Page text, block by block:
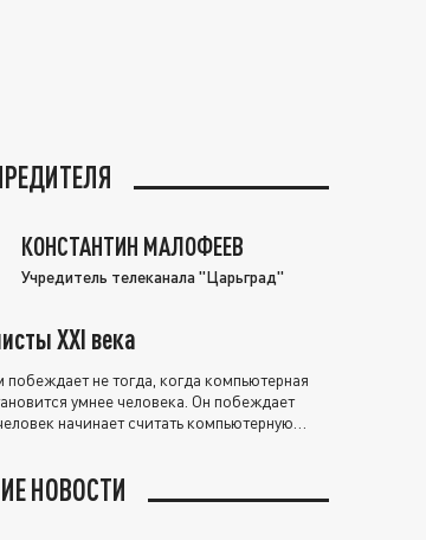
КОНСТАНТИН МАЛОФЕЕВ
Учредитель телеканала "Царьград"
XXI века
не тогда, когда компьютерная
умнее человека. Он побеждает
начинает считать компьютерную
НОВОСТИ